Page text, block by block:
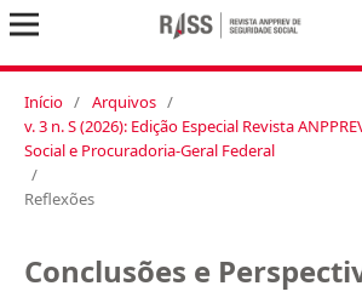
Início / Arquivos /
v. 3 n. S (2026): Edição Especial Revista
Social e Procuradoria-Geral Federal
/
Reflexões
Conclusões e